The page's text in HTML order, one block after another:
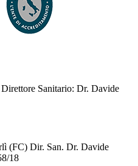
Sanitario: Dr. Davide
(FC) Dir. San. Dr. Davide
18